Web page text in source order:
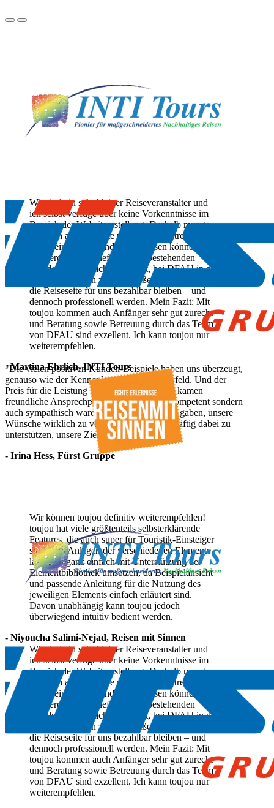
Wir sind ein sehr kleiner Reiseveranstalter und
ich selbst verfüge über keine Vorkenntnisse im
Bereich der Websiteerstellung. Deshalb musste
ich mich auf eine gute persönliche Betreuung
sowie einfaches Handling verlassen können.
Recherche und Telefonate mit bestehenden
Kunden haben mich überzeugt, bei DFAU in den
richtigen Händen zu sein. Außerdem musste
die Reiseseite für uns bezahlbar bleiben – und
dennoch professionell werden. Mein Fazit: Mit
toujou kommen auch Anfänger sehr gut zurecht
und Beratung sowie Betreuung durch das Team
von DFAU sind exzellent. Ich kann toujou nur
weiterempfehlen.
- Martina Ehrlich, INTI Tours
"Die vielen positiven Kunden-Beispiele haben uns überzeugt,
genauso wie der Kennenlern-Termin im Vorfeld. Und der
Preis für die Leistung sprach für sich. Hinzu kamen
freundliche Ansprechpartner, die nicht nur kompetent sondern
auch sympathisch waren und uns das Gefühl gaben, unsere
Wünsche wirklich zu verstehen und uns tatkräftig dabei zu
unterstützen, unsere Ziele zu erreichen."
- Irina Hess, Fürst Gruppe
Wir können toujou definitiv weiterempfehlen!
toujou hat viele größtenteils selbsterklärende
Features, die auch super für Touristik-Einsteiger
sind. Das Anlegen der verschiedenen Elemente
lässt sich ganz einfach mit Unterstützung der
Elementbibliothek umsetzen, da Beispielansicht
und passende Anleitung für die Nutzung des
jeweiligen Elements einfach erläutert sind.
Davon unabhängig kann toujou jedoch
überwiegend intuitiv bedient werden.
- Niyoucha Salimi-Nejad, Reisen mit Sinnen
Wir sind ein sehr kleiner Reiseveranstalter und
ich selbst verfüge über keine Vorkenntnisse im
Bereich der Websiteerstellung. Deshalb musste
ich mich auf eine gute persönliche Betreuung
sowie einfaches Handling verlassen können.
Recherche und Telefonate mit bestehenden
Kunden haben mich überzeugt, bei DFAU in den
richtigen Händen zu sein. Außerdem musste
die Reiseseite für uns bezahlbar bleiben – und
dennoch professionell werden. Mein Fazit: Mit
toujou kommen auch Anfänger sehr gut zurecht
und Beratung sowie Betreuung durch das Team
von DFAU sind exzellent. Ich kann toujou nur
weiterempfehlen.